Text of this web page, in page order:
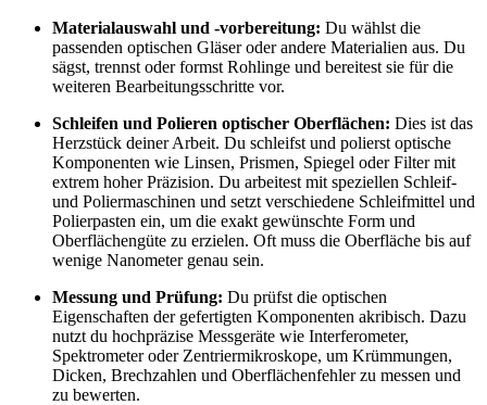
Materialauswahl und -vorbereitung: Du wählst die
passenden optischen Gläser oder andere Materialien aus. Du
sägst, trennst oder formst Rohlinge und bereitest sie für die
weiteren Bearbeitungsschritte vor.
Schleifen und Polieren optischer Oberflächen: Dies ist das
Herzstück deiner Arbeit. Du schleifst und polierst optische
Komponenten wie Linsen, Prismen, Spiegel oder Filter mit
extrem hoher Präzision. Du arbeitest mit speziellen Schleif-
und Poliermaschinen und setzt verschiedene Schleifmittel und
Polierpasten ein, um die exakt gewünschte Form und
Oberflächengüte zu erzielen. Oft muss die Oberfläche bis auf
wenige Nanometer genau sein.
Messung und Prüfung: Du prüfst die optischen
Eigenschaften der gefertigten Komponenten akribisch. Dazu
nutzt du hochpräzise Messgeräte wie Interferometer,
Spektrometer oder Zentriermikroskope, um Krümmungen,
Dicken, Brechzahlen und Oberflächenfehler zu messen und
zu bewerten.